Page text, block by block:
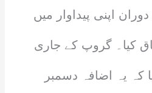
اپنی پیداوار میں
کیا۔ گروپ کے جاری
کہ یہ اضافہ دسمبر